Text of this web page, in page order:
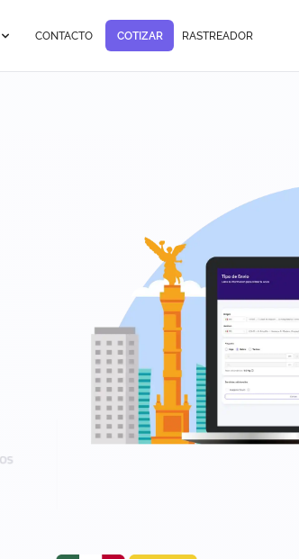
CONTACTO COTIZAR RASTREADOR